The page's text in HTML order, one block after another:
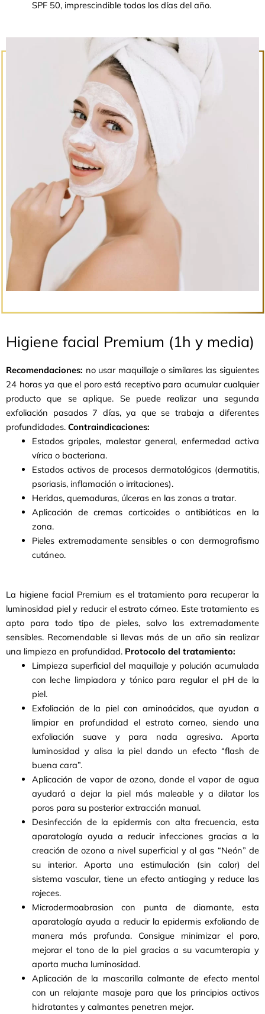
SPF 50, imprescindible todos los días del año.
Higiene facial Premium (1h y media)
Recomendaciones: no usar maquillaje o similares las siguientes
24 horas ya que el poro está receptivo para acumular cualquier
producto que se aplique. Se puede realizar una segunda
exfoliación pasados 7 días, ya que se trabaja a diferentes
profundidades. Contraindicaciones:
Estados gripales, malestar general, enfermedad activa
vírica o bacteriana.
Estados activos de procesos dermatológicos (dermatitis,
psoriasis, inflamación o irritaciones).
Heridas, quemaduras, úlceras en las zonas a tratar.
Aplicación de cremas corticoides o antibióticas en la
zona.
Pieles extremadamente sensibles o con dermografismo
cutáneo.
La higiene facial Premium es el tratamiento para recuperar la
luminosidad piel y reducir el estrato córneo. Este tratamiento es
apto para todo tipo de pieles, salvo las extremadamente
sensibles. Recomendable si llevas más de un año sin realizar
una limpieza en profundidad. Protocolo del tratamiento:
Limpieza superficial del maquillaje y polución acumulada
con leche limpiadora y tónico para regular el pH de la
piel.
Exfoliación de la piel con aminoácidos, que ayudan a
limpiar en profundidad el estrato corneo, siendo una
exfoliación suave y para nada agresiva. Aporta
luminosidad y alisa la piel dando un efecto “flash de
buena cara”.
Aplicación de vapor de ozono, donde el vapor de agua
ayudará a dejar la piel más maleable y a dilatar los
poros para su posterior extracción manual.
Desinfección de la epidermis con alta frecuencia, esta
aparatología ayuda a reducir infecciones gracias a la
creación de ozono a nivel superficial y al gas “Neón” de
su interior. Aporta una estimulación (sin calor) del
sistema vascular, tiene un efecto antiaging y reduce las
rojeces.
Microdermoabrasion con punta de diamante, esta
aparatología ayuda a reducir la epidermis exfoliando de
manera más profunda. Consigue minimizar el poro,
mejorar el tono de la piel gracias a su vacumterapia y
aporta mucha luminosidad.
Aplicación de la mascarilla calmante de efecto mentol
con un relajante masaje para que los principios activos
hidratantes y calmantes penetren mejor.